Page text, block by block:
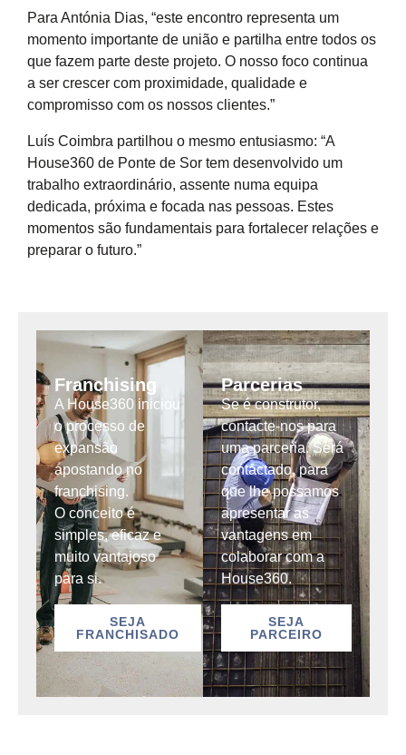
Para Antónia Dias, “este encontro representa um
momento importante de união e partilha entre todos os
que fazem parte deste projeto. O nosso foco continua
a ser crescer com proximidade, qualidade e
compromisso com os nossos clientes.”
Luís Coimbra partilhou o mesmo entusiasmo: “A
House360 de Ponte de Sor tem desenvolvido um
trabalho extraordinário, assente numa equipa
dedicada, próxima e focada nas pessoas. Estes
momentos são fundamentais para fortalecer relações e
preparar o futuro.”
Franchising
A House360 iniciou
o processo de
expansão
apostando no
franchising.
O conceito é
simples, eficaz e
muito vantajoso
para si.
SEJA
FRANCHISADO
Parcerias
Se é construtor,
contacte-nos para
uma parceria. Será
contactado, para
que lhe possamos
apresentar as
vantagens em
colaborar com a
House360.
SEJA
PARCEIRO